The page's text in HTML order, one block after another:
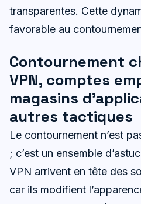
transparentes. Cette
favorable au
Contournement
VPN, comptes
magasins
autres tactiques
Le contournement n’est
; c’est un ensemble
VPN arrivent en tête des
car ils modifient